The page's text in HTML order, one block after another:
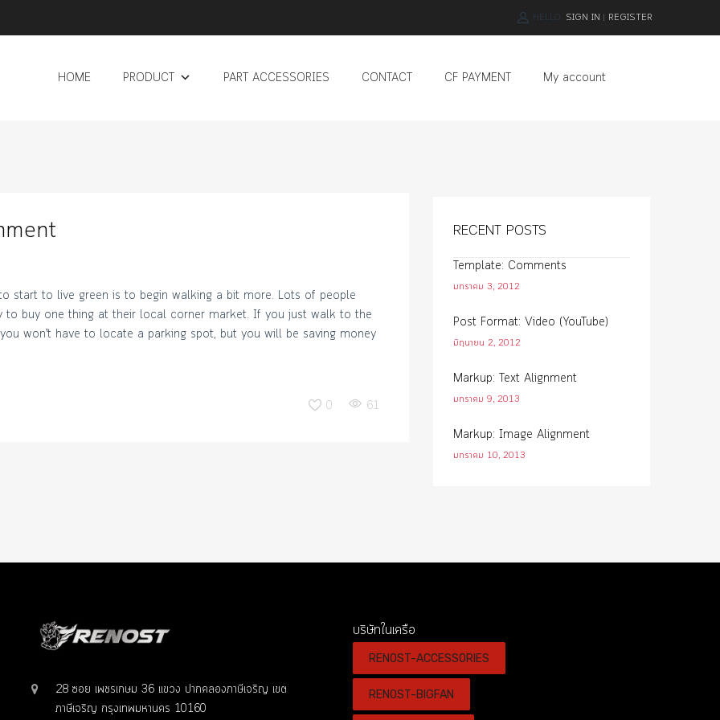
HELLO. SIGN IN | REGISTER
HOME PRODUCT PART ACCESSORIES CONTACT CF PAYMENT My account
start to live green is to begin walking a bit more. Lots of people
to buy one thing at their local corner market. If you just walk to the
won’t have to locate a parking spot, but you will be saving money
0 61
RECENT POSTS
Template: Comments
มกราคม 3, 2012
Post Format: Video (YouTube)
มิถุนายน 2, 2012
Markup: Text Alignment
มกราคม 9, 2013
Markup: Image Alignment
มกราคม 10, 2013
28 ซอย เพชรเกษม 36 แขวง ปากคลองภาษีเจริญ เขต
ภาษีเจริญ กรุงเทพมหานคร 10160
บริษัทในเครือ
RENOST-ACCESSORIES
RENOST-BIGFAN